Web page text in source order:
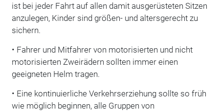
ist bei jeder Fahrt auf allen damit ausgerüsteten Sitzen
anzulegen, Kinder sind größen- und altersgerecht zu
sichern.
• Fahrer und Mitfahrer von motorisierten und nicht
motorisierten Zweirädern sollten immer einen
geeigneten Helm tragen.
• Eine kontinuierliche Verkehrserziehung sollte so früh
wie möglich beginnen, alle Gruppen von